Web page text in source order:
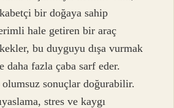
bir doğaya sahip
hale getiren bir araç
bu duyguyu dışa vurmak
daha fazla çaba sarf eder.
sonuçlar doğurabilir.
stres ve kaygı